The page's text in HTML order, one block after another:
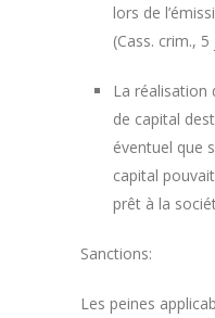
lors de
(Cass. crim.,
La réalisation
de capital
éventuel que
capital
prêt à la
Sanctions:
Les peines